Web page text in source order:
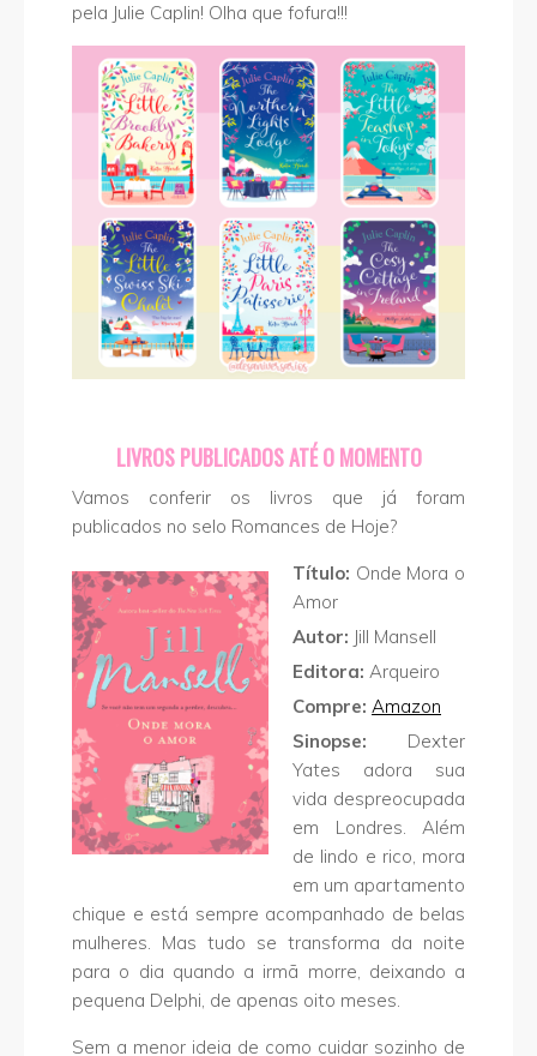
pela Julie Caplin! Olha que fofura!!!
LIVROS PUBLICADOS ATÉ O MOMENTO
Vamos conferir os livros que já foram
publicados no selo Romances de Hoje?
Título: Onde Mora o
Amor
Autor: Jill Mansell
Editora: Arqueiro
Compre: Amazon
Sinopse: Dexter
Yates adora sua
vida despreocupada
em Londres. Além
de lindo e rico, mora
em um apartamento
chique e está sempre acompanhado de belas
mulheres. Mas tudo se transforma da noite
para o dia quando a irmã morre, deixando a
pequena Delphi, de apenas oito meses.
Sem a menor ideia de como cuidar sozinho de